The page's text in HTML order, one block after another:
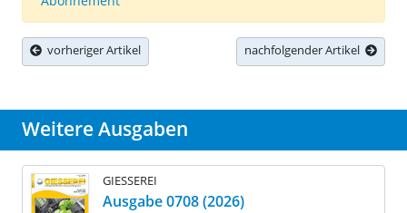
vorheriger Artikel nachfolgender Artikel
Weitere Ausgaben
GIESSEREI
Ausgabe 0708 (2026)